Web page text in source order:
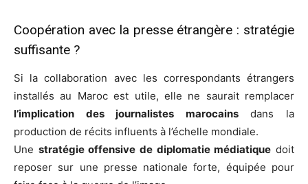
Coopération avec la presse étrangère : stratégie
suffisante ?
Si la collaboration avec les correspondants étrangers
installés au Maroc est utile, elle ne saurait remplacer
l’implication des journalistes marocainsdans la
production de récits influents à l’échelle mondiale.
Une stratégie offensive de diplomatie médiatique doit
reposer sur une presse nationale forte, équipée pour